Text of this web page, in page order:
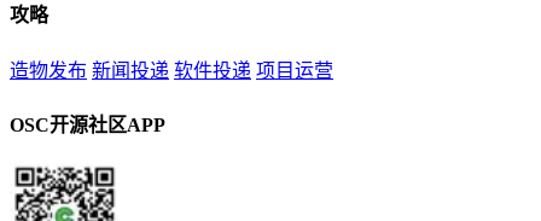
攻略
造物发布 新闻投递 软件投递 项目运营
OSC开源社区APP